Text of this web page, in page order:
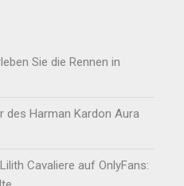
Sie die Rennen in
des Harman Kardon Aura
Cavaliere auf OnlyFans: